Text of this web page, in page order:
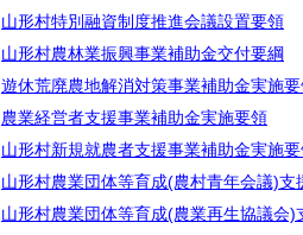
山形村特別融資制度推進会議設置要領
山形村農林業振興事業補助金交付要綱
遊休荒廃農地解消対策事業補助金実施
農業経営者支援事業補助金実施要領
山形村新規就農者支援事業補助金実施
山形村農業団体等育成(農村青年会議)支
山形村農業団体等育成(農業再生協議会